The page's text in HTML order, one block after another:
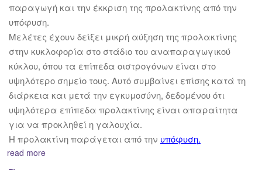
παραγωγή και την έκκριση της προλακτίνης από την
υπόφυση.
Μελέτες έχουν δείξει μικρή αύξηση της προλακτίνης
στην κυκλοφορία στο στάδιο του αναπαραγωγικού
κύκλου, όπου τα επίπεδα οιστρογόνων είναι στο
υψηλότερο σημείο τους. Αυτό συμβαίνει επίσης κατά τη
διάρκεια και μετά την εγκυμοσύνη, δεδομένου ότι
υψηλότερα επίπεδα προλακτίνης είναι απαραίτητα
για να προκληθεί η γαλουχία.
Η προλακτίνη παράγεται από την υπόφυση.
read more